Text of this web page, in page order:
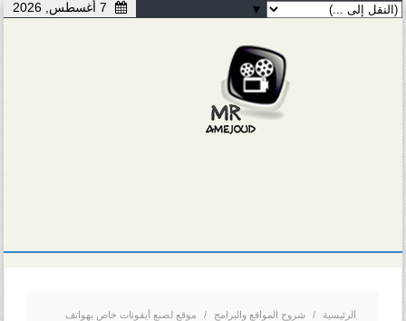
▼ 7 أغسطس, 2026
الرئيسية / شروح المواقع والبرامج /
موقع لصنع أيقونات خاص بهواتف